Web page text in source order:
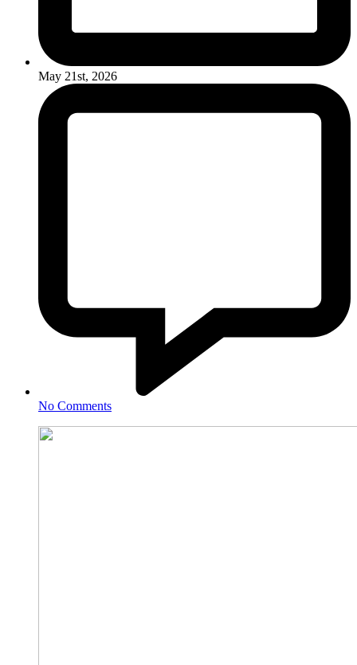
May 21st, 2026
No Comments